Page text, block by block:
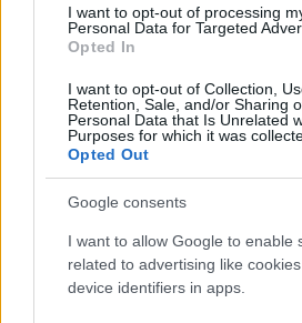
I want to opt-out of processing
Personal Data for Targeted
Opted In
I want to opt-out of Collection,
Retention, Sale, and/or Sharing
Personal Data that Is Unrelated
Purposes for which it was
Opted Out
Google consents
I want to allow Google to enable
related to advertising like
device identifiers in apps.
láttunk? Száguldozó
kulisszákat, menekülő